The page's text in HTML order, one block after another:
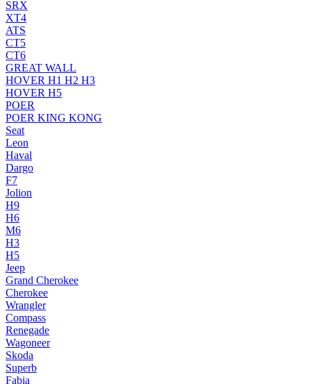
SRX
XT4
ATS
CT5
CT6
GREAT WALL
HOVER H1 H2 H3
HOVER H5
POER
POER KING KONG
Seat
Leon
Haval
Dargo
F7
Jolion
H9
H6
M6
H3
H5
Jeep
Grand Cherokee
Cherokee
Wrangler
Compass
Renegade
Wagoneer
Skoda
Superb
Fabia